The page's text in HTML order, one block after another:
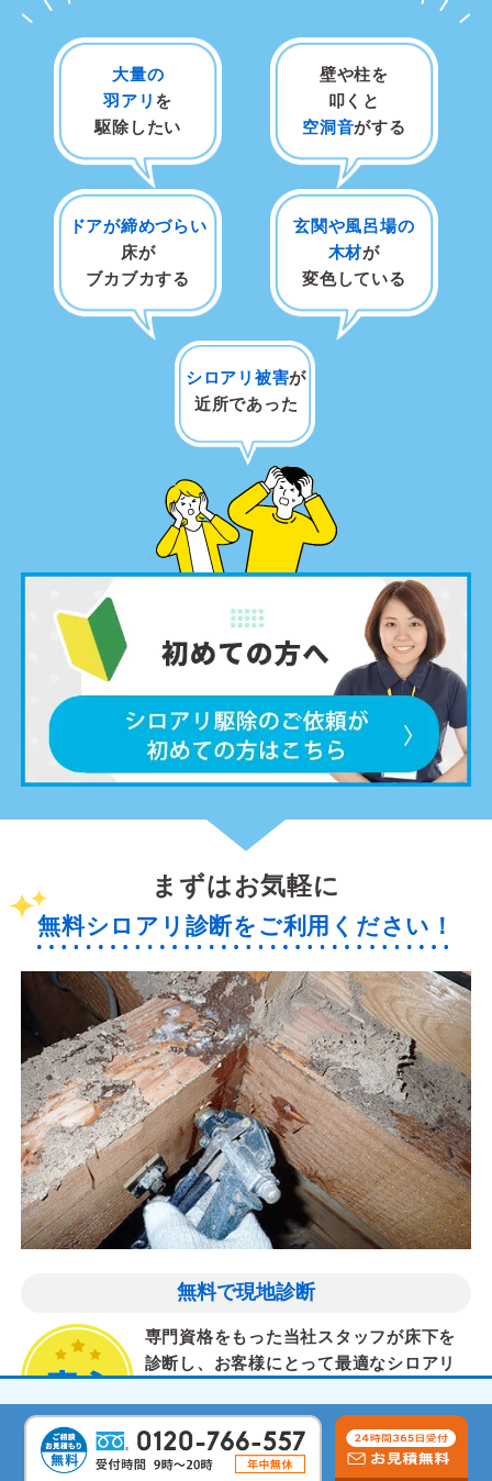
大量の
羽アリ を
駆除したい
壁や柱を
叩くと
空洞音がする
ドアが締めづらい
床が
ブカブカする
玄関や風呂場の
木材が
変色している
シロアリ被害が
近所であった
まずはお気軽に
無料シロアリ診断をご利用ください！
無料で現地診断
専門資格をもった当社スタッフが床下を
診断し、お客様にとって最適なシロアリ
気配りと丁寧な作業